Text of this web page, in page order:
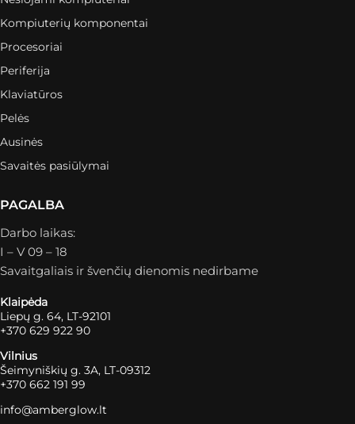
Kompiuterių komponentai
Procesoriai
Periferija
Klaviatūros
Pelės
Ausinės
Savaitės pasiūlymai
PAGALBA
Darbo laikas:
I – V 09 – 18
Savaitgaliais ir švenčių dienomis nedirbame
Klaipėda
Liepų g. 64, LT-92101
+370 629 922 90
Vilnius
Šeimyniškių g. 3A, LT-09312
+370 662 191 99
info@amberglow.lt